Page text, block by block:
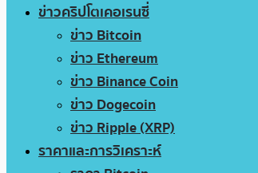
ข่าวคริปโตเคอเรนซี่
ข่าว Bitcoin
ข่าว Ethereum
ข่าว Binance Coin
ข่าว Dogecoin
ข่าว Ripple (XRP)
ราคาและการวิเคราะห์